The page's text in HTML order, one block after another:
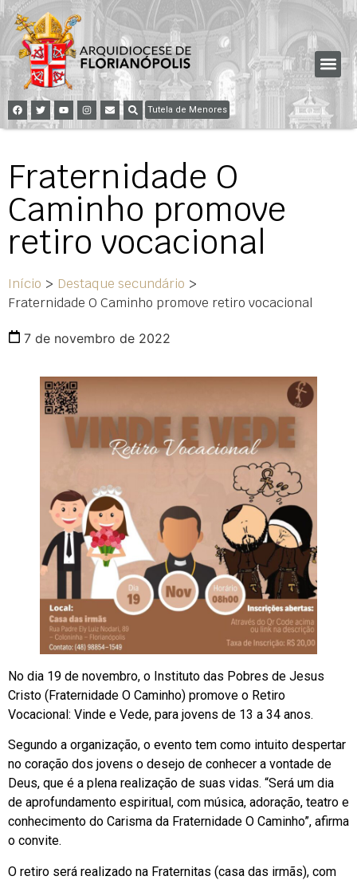
Tutela de Menores
Fraternidade O
Caminho promove
retiro vocacional
Início > Destaque secundário >
Fraternidade O Caminho promove retiro vocacional
7 de novembro de 2022
No dia 19 de novembro, o Instituto das Pobres de Jesus
Cristo (Fraternidade O Caminho) promove o Retiro
Vocacional: Vinde e Vede, para jovens de 13 a 34 anos.
Segundo a organização, o evento tem como intuito despertar
no coração dos jovens o desejo de conhecer a vontade de
Deus, que é a plena realização de suas vidas. “Será um dia
de aprofundamento espiritual, com música, adoração, teatro e
conhecimento do Carisma da Fraternidade O Caminho”, afirma
o convite.
O retiro será realizado na Fraternitas (casa das irmãs), com